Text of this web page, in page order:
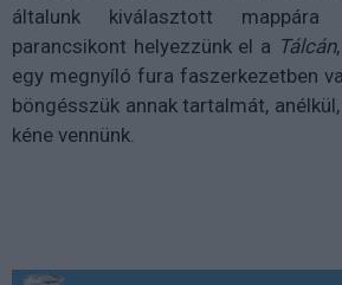
általunk kiválasztott mappára
parancsikont helyezzünk el a Tálcán
egy megnyíló fura faszerkezetben
böngésszük annak tartalmát,
kéne vennünk.